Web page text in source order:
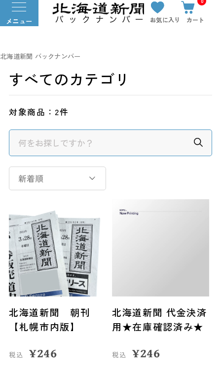
メニュー お気に入り カート
北海道新聞 バックナンバー
すべてのカテゴリ
対象商品： 2件
新着順
北海道新聞 朝刊
【札幌市内版】
税込 ¥246
北海道新聞 代金決済
用★在庫確認済み★
税込 ¥246